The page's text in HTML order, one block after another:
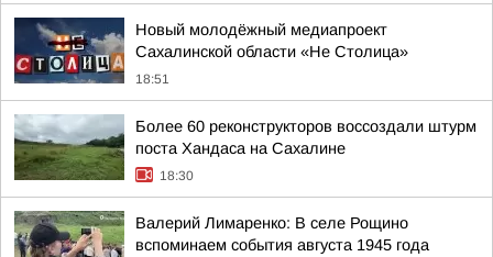
Новый молодёжный медиапроект
Сахалинской области «Не Столица»
18:51
Более 60 реконструкторов воссоздали штурм
поста Хандаса на Сахалине
18:30
Валерий Лимаренко: В селе Рощино
вспоминаем события августа 1945 года